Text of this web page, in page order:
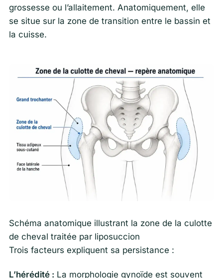
grossesse ou l’allaitement. Anatomiquement, elle
se situe sur la zone de transition entre le bassin et
la cuisse.
Schéma anatomique illustrant la zone de la culotte
de cheval traitée par liposuccion
Trois facteurs expliquent sa persistance :
L’hérédité : La morphologie gynoïde est souvent